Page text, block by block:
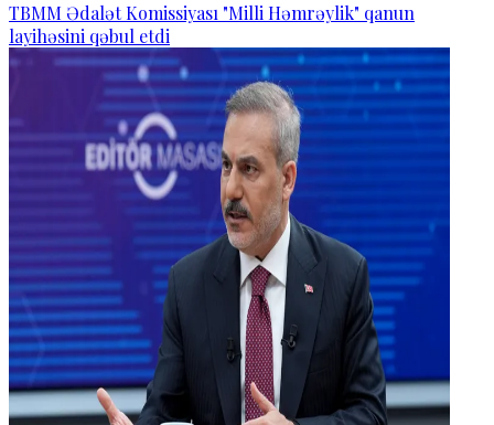
TBMM Ədalət Komissiyası "Milli Həmrəylik" qanun
layihəsini qəbul etdi